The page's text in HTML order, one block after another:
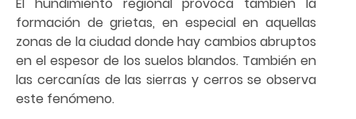
formación de grietas, en especial en aquellas
zonas de la ciudad donde hay cambios abruptos
en el espesor de los suelos blandos. También en
las cercanías de las sierras y cerros se observa
este fenómeno.